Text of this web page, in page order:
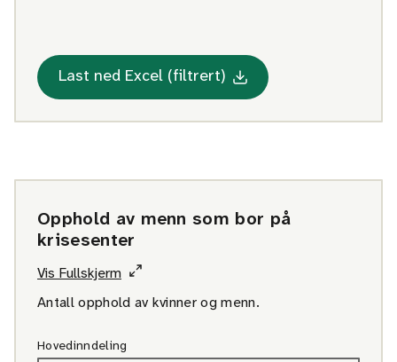
Last ned Excel (filtrert) Med statistikk om
Opphold av menn som bor på
krisesenter
Vis Fullskjerm
Antall opphold av kvinner og menn.
Hovedinndeling